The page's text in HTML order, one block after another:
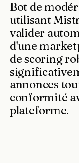
Bot de
utilisant
valider
d'une
descoring
annonces
conformité
plateforme.